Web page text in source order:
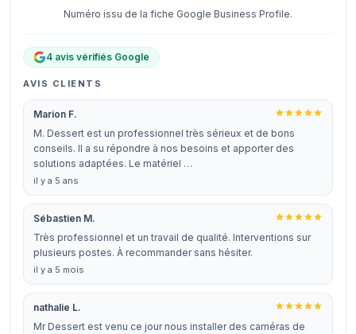
Numéro issu de la fiche Google Business Profile.
4 avis vérifiés Google
AVIS CLIENTS
Marion F.
M. Dessert est un professionnel très sérieux et de bons
conseils. Il a su répondre à nos besoins et apporter des
solutions adaptées. Le matériel …
il y a 5 ans
Sébastien M.
Très professionnel et un travail de qualité. Interventions sur
plusieurs postes. À recommander sans hésiter.
il y a 5 mois
nathalie L.
Mr Dessert est venu ce jour nous installer des caméras de